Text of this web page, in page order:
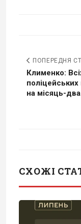
ПОПЕРЕДНЯ
Клименко:
поліцейських
на місяць-
СХОЖІ